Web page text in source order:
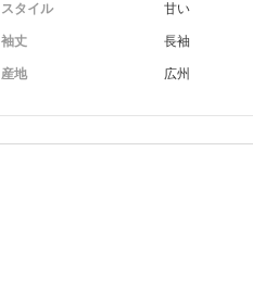
スタイル 甘い
袖丈 長袖
産地 広州